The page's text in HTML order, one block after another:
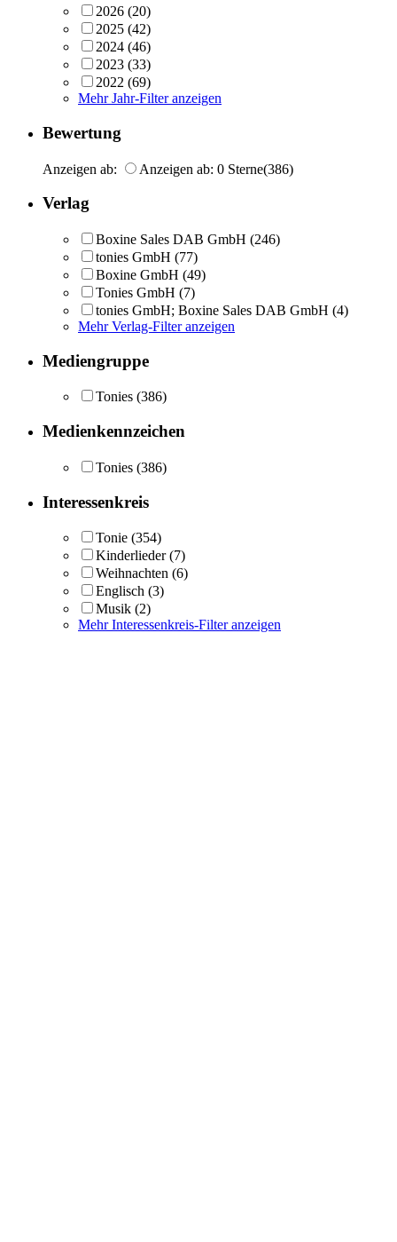
2026 (20)
2025 (42)
2024 (46)
2023 (33)
2022 (69)
Mehr Jahr-Filter anzeigen
Bewertung
Anzeigen ab: Anzeigen ab: 0 Sterne(386)
Verlag
Boxine Sales DAB GmbH (246)
tonies GmbH (77)
Boxine GmbH (49)
Tonies GmbH (7)
tonies GmbH; Boxine Sales DAB GmbH (4)
Mehr Verlag-Filter anzeigen
Mediengruppe
Tonies (386)
Medienkennzeichen
Tonies (386)
Interessenkreis
Tonie (354)
Kinderlieder (7)
Weihnachten (6)
Englisch (3)
Musik (2)
Mehr Interessenkreis-Filter anzeigen